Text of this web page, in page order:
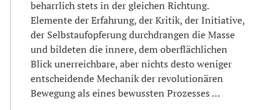
beharrlich stets in der gleichen Richtung.
Elemente der Erfahrung, der Kritik, der Initiative,
der Selbstaufopferung durchdrangen die Masse
und bildeten die innere, dem oberflächlichen
Blick unerreichbare, aber nichts desto weniger
entscheidende Mechanik der revolutionären
Bewegung als eines bewussten Prozesses …